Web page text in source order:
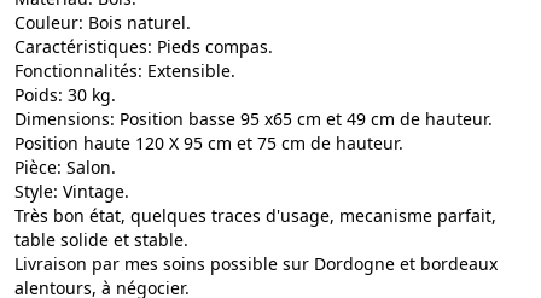
Couleur: Bois naturel.
Caractéristiques: Pieds compas.
Fonctionnalités: Extensible.
Poids: 30 kg.
Dimensions: Position basse 95 x65 cm et 49 cm de hauteur.
Position haute 120 X 95 cm et 75 cm de hauteur.
Pièce: Salon.
Style: Vintage.
Très bon état, quelques traces d'usage, mecanisme parfait,
table solide et stable.
Livraison par mes soins possible sur Dordogne et bordeaux
alentours, à négocier.